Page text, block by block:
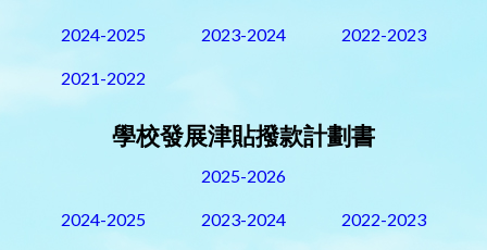
2024-2025 2023-2024 2022-2023
2021-2022
學校發展津貼撥款計劃書
2025-2026
2024-2025 2023-2024 2022-2023